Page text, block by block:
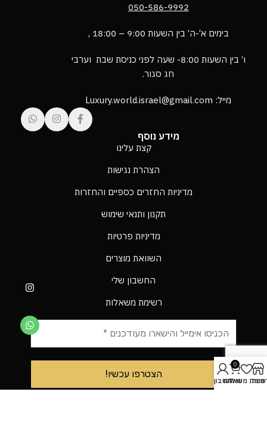
050-586-9992
בימים א’-ה’ בין השעות 9:00 – 18:00 ,
ו’ בין השעות 8:00- שעה לפני כניסת שבת וערבי
חג סגור.
מייל: Luxury.world.israel@gmail.com
מידע נוסף
קצת עלינו
הצהרת נגישות
מדיניות החזרים כספיים והחזרות
תקנון ותנאי שימוש
מדיניות פרטיות
השוואת מוצרים
החשבון שלי
רשימת משאלות
חנות משאלות
0
עגלהחשבון